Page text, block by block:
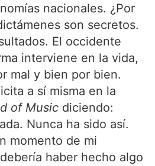
nacionales. ¿Por
son secretos.
El occidente
interviene en la vida,
mal y bien por bien.
a sí misma en la
of Music diciendo:
Nunca ha sido así.
momento de mi
haber hecho algo